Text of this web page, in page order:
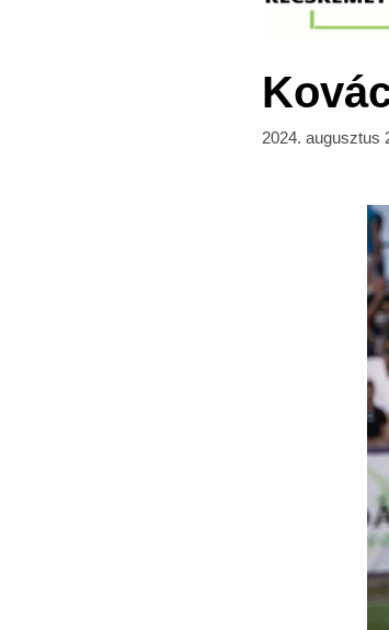
2024. augusztus